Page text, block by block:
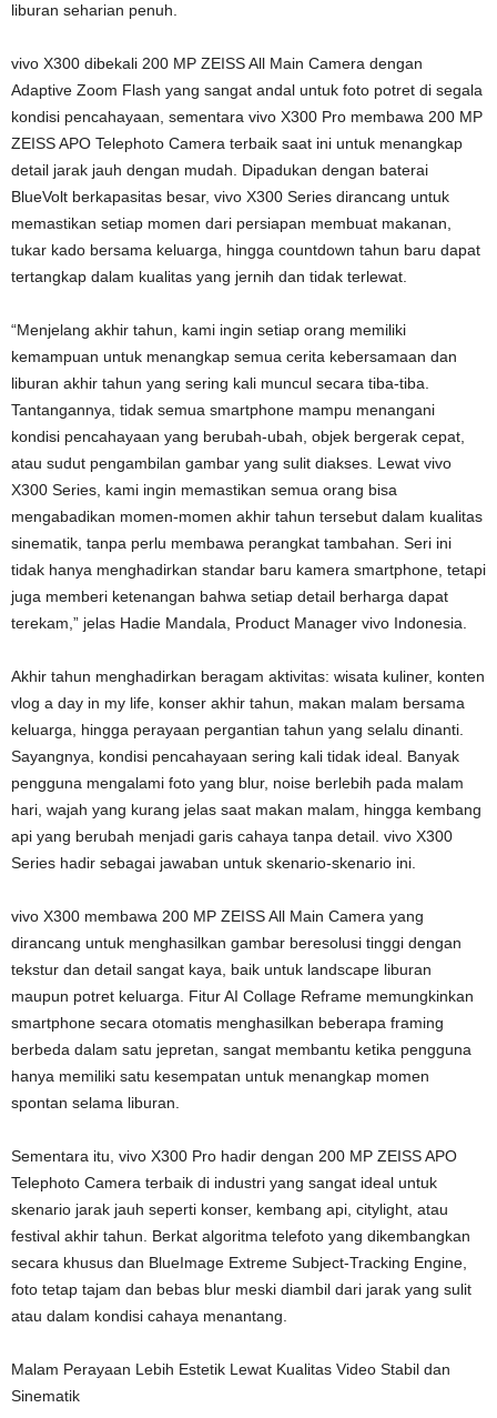
liburan seharian penuh.
vivo X300 dibekali 200 MP ZEISS All Main Camera dengan
Adaptive Zoom Flash yang sangat andal untuk foto potret di segala
kondisi pencahayaan, sementara vivo X300 Pro membawa 200 MP
ZEISS APO Telephoto Camera terbaik saat ini untuk menangkap
detail jarak jauh dengan mudah. Dipadukan dengan baterai
BlueVolt berkapasitas besar, vivo X300 Series dirancang untuk
memastikan setiap momen dari persiapan membuat makanan,
tukar kado bersama keluarga, hingga countdown tahun baru dapat
tertangkap dalam kualitas yang jernih dan tidak terlewat.
“Menjelang akhir tahun, kami ingin setiap orang memiliki
kemampuan untuk menangkap semua cerita kebersamaan dan
liburan akhir tahun yang sering kali muncul secara tiba-tiba.
Tantangannya, tidak semua smartphone mampu menangani
kondisi pencahayaan yang berubah-ubah, objek bergerak cepat,
atau sudut pengambilan gambar yang sulit diakses. Lewat vivo
X300 Series, kami ingin memastikan semua orang bisa
mengabadikan momen-momen akhir tahun tersebut dalam kualitas
sinematik, tanpa perlu membawa perangkat tambahan. Seri ini
tidak hanya menghadirkan standar baru kamera smartphone, tetapi
juga memberi ketenangan bahwa setiap detail berharga dapat
terekam,” jelas Hadie Mandala, Product Manager vivo Indonesia.
Akhir tahun menghadirkan beragam aktivitas: wisata kuliner, konten
vlog a day in my life, konser akhir tahun, makan malam bersama
keluarga, hingga perayaan pergantian tahun yang selalu dinanti.
Sayangnya, kondisi pencahayaan sering kali tidak ideal. Banyak
pengguna mengalami foto yang blur, noise berlebih pada malam
hari, wajah yang kurang jelas saat makan malam, hingga kembang
api yang berubah menjadi garis cahaya tanpa detail. vivo X300
Series hadir sebagai jawaban untuk skenario-skenario ini.
vivo X300 membawa 200 MP ZEISS All Main Camera yang
dirancang untuk menghasilkan gambar beresolusi tinggi dengan
tekstur dan detail sangat kaya, baik untuk landscape liburan
maupun potret keluarga. Fitur AI Collage Reframe memungkinkan
smartphone secara otomatis menghasilkan beberapa framing
berbeda dalam satu jepretan, sangat membantu ketika pengguna
hanya memiliki satu kesempatan untuk menangkap momen
spontan selama liburan.
Sementara itu, vivo X300 Pro hadir dengan 200 MP ZEISS APO
Telephoto Camera terbaik di industri yang sangat ideal untuk
skenario jarak jauh seperti konser, kembang api, citylight, atau
festival akhir tahun. Berkat algoritma telefoto yang dikembangkan
secara khusus dan BlueImage Extreme Subject-Tracking Engine,
foto tetap tajam dan bebas blur meski diambil dari jarak yang sulit
atau dalam kondisi cahaya menantang.
Malam Perayaan Lebih Estetik Lewat Kualitas Video Stabil dan
Sinematik